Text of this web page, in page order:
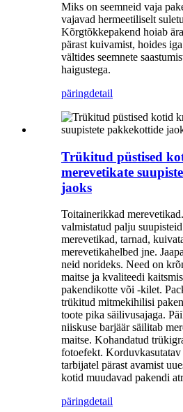
Miks on seemneid vaja
vajavad hermeetiliselt
Kõrgtõkkepakend hoiab
pärast kuivamist, hoides
vältides seemnete
haigustega.
päringdetail
Trükitud püstised
merevetikate
jaoks
Toitainerikkad
valmistatud palju
merevetikad, tarnad,
merevetikahelbed jne.
neid norideks. Need on
maitse ja kvaliteedi
pakendikotte või -kilet.
trükitud mitmekihilisi
toote pika säilivusajaga.
niiskuse barjäär säilitab
maitse. Kohandatud
fotoefekt.
tarbijatel pärast avamist
kotid muudavad pakendi
päringdetail